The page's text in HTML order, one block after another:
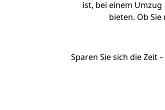
ist, bei einem
bieten. Ob
Sparen Sie sich die Zeit